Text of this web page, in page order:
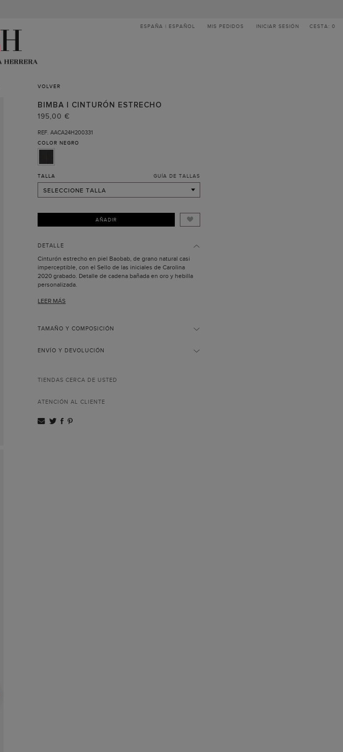
ESPAÑA | ESPAÑOL MIS PEDIDOS INICIAR SESIÓN CESTA: 0
VOLVER
BIMBA | CINTURÓN ESTRECHO
195,00 €
REF. AACA24H200331
COLOR NEGRO
TALLA
SELECCIONE TALLA
80
90 (RECIBIR AVISO ) GUÍA DE TALLAS
AÑADIR
DETALLE
Cinturón estrecho en piel Baobab, de grano natural casi
imperceptible, con el Sello de las iniciales de Carolina
2020 grabado. Detalle de cadena bañada en oro y hebilla
personalizada.
Lujado realizado artesanalmente.
inspirada en una muñeca a la que una niña, con su
LEER MÁS
TAMAÑO Y COMPOSICIÓN
ENVÍO Y DEVOLUCIÓN
TIENDAS CERCA DE USTED
ATENCIÓN AL CLIENTE